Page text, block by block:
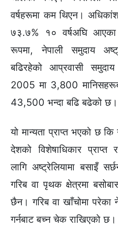
वर्षहरूमा कम थिएन।
७३.७% १० वर्षअघि
रूपमा, नेपाली समुदाय
बढिरहेको आप्रवासी
2005 मा 3,800
43,500 भन्दा बढि बढेको छ।
यो मान्यता प्राप्त भएको छ
देशको विशेषाधिकार प्राप्त
लागि अष्ट्रेलियामा बसाइँ
गरिब वा पृथक क्षेत्रमा
छैन। गरिब वा खाँचोमा परेका
गर्नबाट बच्न चेक राखिएको छ।